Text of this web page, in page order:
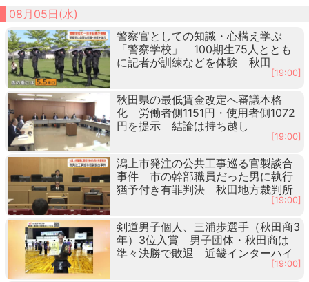
08月05日(水)
警察官としての知識・心構え学ぶ
「警察学校」 100期生75人ととも
に記者が訓練などを体験 秋田
[19:00]
秋田県の最低賃金改定へ審議本格
化 労働者側1151円・使用者側1072
円を提示 結論は持ち越し
[19:00]
潟上市発注の公共工事巡る官製談合
事件 市の幹部職員だった男に執行
猶予付き有罪判決 秋田地方裁判所
[19:00]
剣道男子個人、三浦歩選手（秋田商3
年）3位入賞 男子団体・秋田商は
準々決勝で敗退 近畿インターハイ
[19:00]